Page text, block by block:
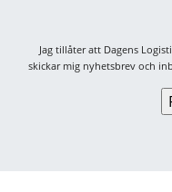
Jag tillåter att Dagens
skickar mig nyhetsbrev och